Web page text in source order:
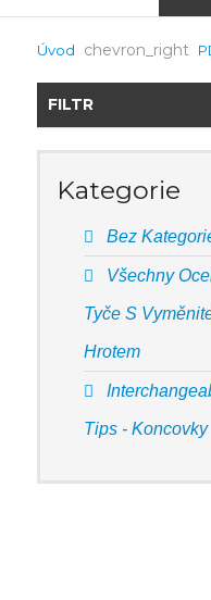
Úvod Chevron_right
FILTR
Kategorie
Bez
Všechny
Tyče S
Hrotem
Tips - Koncovky